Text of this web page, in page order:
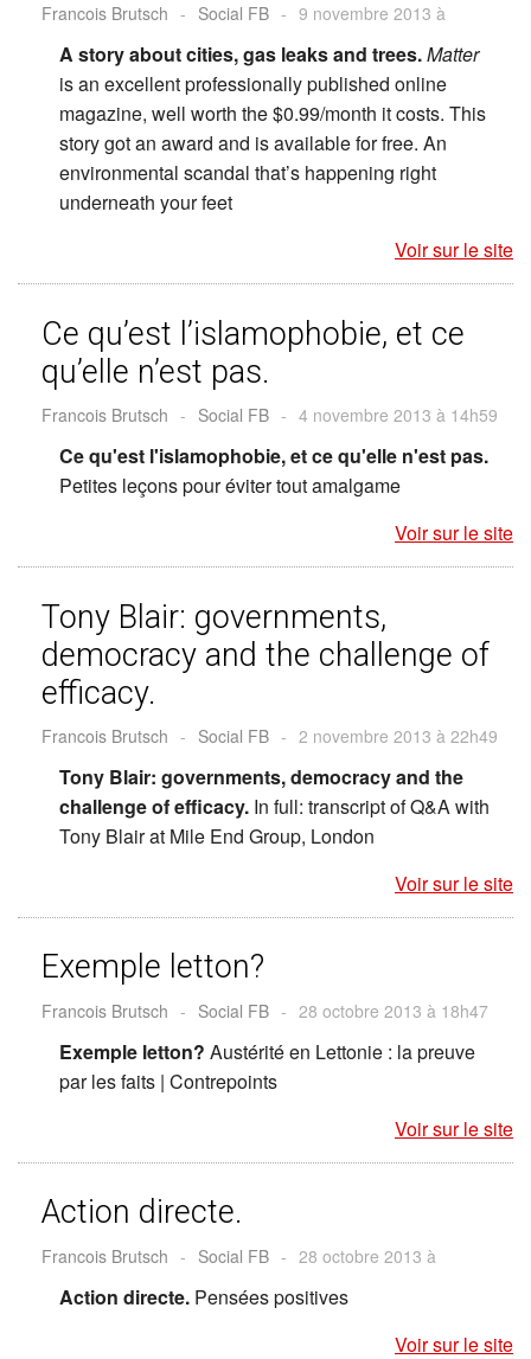
Francois Brutsch - Social FB - 9 novembre 2013 à
A story about cities, gas leaks and trees.Matter
is an excellent professionally published online
magazine, well worth the $0.99/month it costs. This
story got an award and is available for free. An
environmental scandal that’s happening right
underneath your feet
Voir sur le site
Ce qu’est l’islamophobie, et ce
qu’elle n’est pas.
Francois Brutsch - Social FB - 4 novembre 2013 à 14h59
Ce qu'est l'islamophobie, et ce qu'elle n'est pas.
Petites leçons pour éviter tout amalgame
Voir sur le site
Tony Blair: governments,
democracy and the challenge of
efficacy.
Francois Brutsch - Social FB - 2 novembre 2013 à 22h49
Tony Blair: governments, democracy and the
challenge of efficacy. In full: transcript of Q&A with
Tony Blair at Mile End Group, London
Voir sur le site
Exemple letton?
Francois Brutsch - Social FB - 28 octobre 2013 à 18h47
Exemple letton? Austérité en Lettonie : la preuve
par les faits | Contrepoints
Voir sur le site
Action directe.
Francois Brutsch - Social FB - 28 octobre 2013 à
Action directe. Pensées positives
Voir sur le site